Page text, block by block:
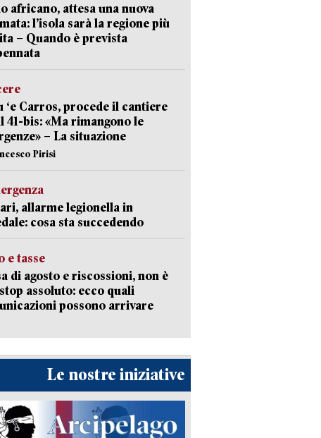
africano, attesa una nuova
l’isola sarà la regione più
– Quando è prevista
‘e Carros, procede il cantiere
41-bis: «Ma rimangono le
– La situazione
Pirisi
allarme legionella in
cosa sta succedendo
e tasse
di agosto e riscossioni, non è
assoluto: ecco quali
possono arrivare
Le nostre iniziative